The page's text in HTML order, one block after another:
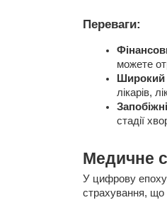
Переваги:
можете
Широкий
лікарів,
стадії
Медичне
У цифрову
страхування,